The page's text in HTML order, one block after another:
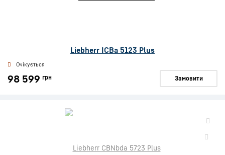
Liebherr ICBa 5123 Plus
Очікується
98 599 грн Замовити